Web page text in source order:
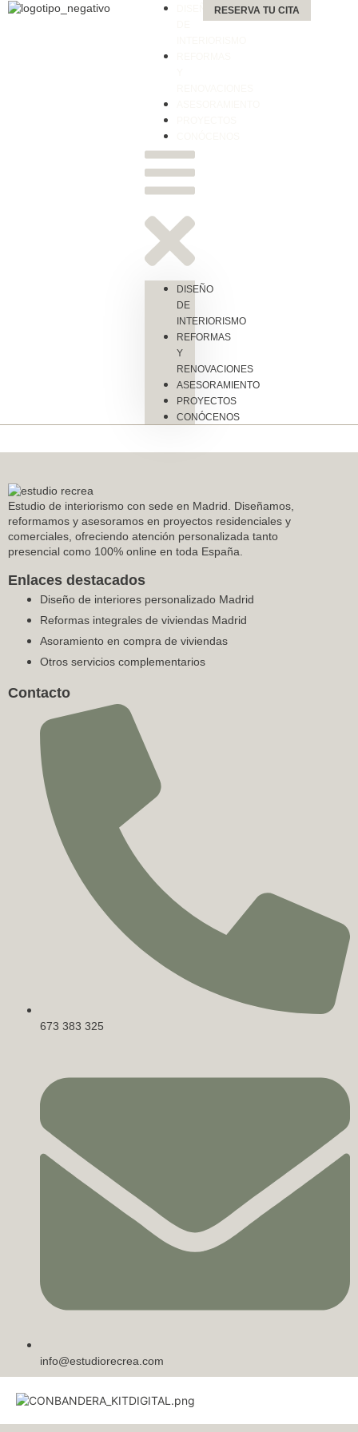
DISEÑO
DE
INTERIORISMO
REFORMAS
Y
RENOVACIONES
ASESORAMIENTO
PROYECTOS
CONÓCENOS
RESERVA TU CITA
Estudio de interiorismo con sede en Madrid. Diseñamos,
reformamos y asesoramos en proyectos residenciales y
comerciales, ofreciendo atención personalizada tanto
presencial como 100% online en toda España.
Enlaces destacados
Diseño de interiores personalizado Madrid
Reformas integrales de viviendas Madrid
Asoramiento en compra de viviendas
Otros servicios complementarios
Contacto
673 383 325
info@estudiorecrea.com